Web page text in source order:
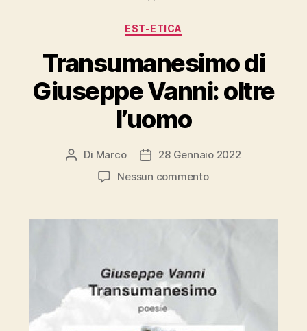
Categorie
EST-ETICA
Transumanesimo di
Giuseppe Vanni: oltre
l’uomo
Autore
articolo
Di Marco
Data28 Gennaio 2022
Nessun commentosu
Giuseppe